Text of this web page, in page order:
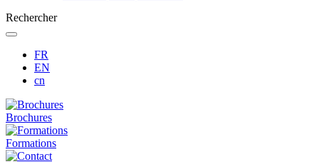
Rechercher
FR
EN
cn
Brochures
Formations